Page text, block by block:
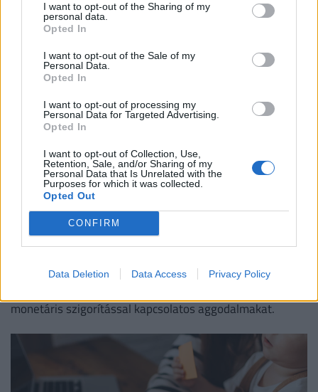
I want to opt-out of the Sharing of my
personal data.
Opted In
I want to opt-out of the Sale of my
Personal Data.
Opted In
I want to opt-out of processing my
Personal Data for Targeted Advertising.
Opted In
I want to opt-out of Collection, Use,
Retention, Sale, and/or Sharing of my
Personal Data that Is Unrelated with the
Purposes for which it was collected.
Opted Out
CONFIRM
Data Deletion Data Access Privacy Policy
Megnéztük a Bankmonitor kalkulátora alapján, hogy 10,
20 és 30 millió forintos hitelösszegnél mely bankok
Elindult a dominóhatás: megkapta az első
kemény pofont a forint a közel-keleti
események után
monetáris szigorítással kapcsolatos aggodalmakat.